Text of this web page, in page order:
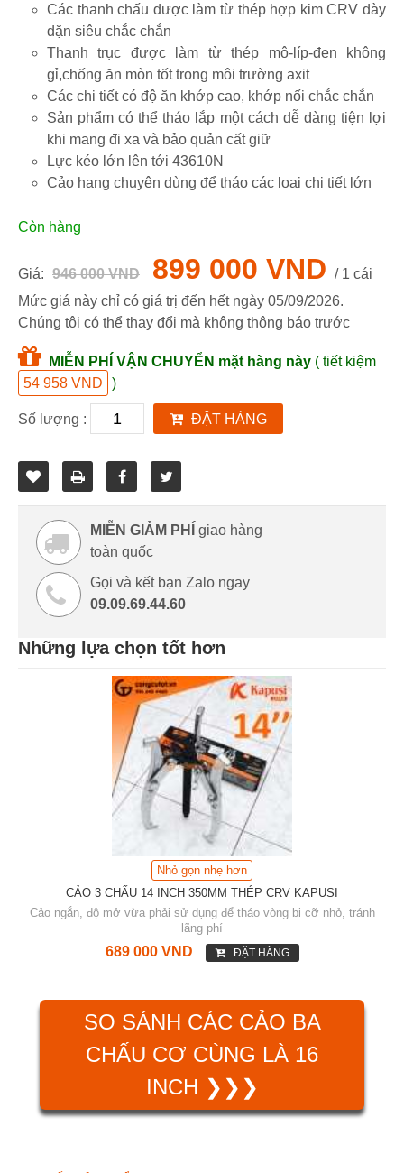
Các thanh chấu được làm từ thép hợp kim CRV dày
dặn siêu chắc chắn
Thanh trục được làm từ thép mô-líp-đen không
gỉ,chống ăn mòn tốt trong môi trường axit
Các chi tiết có độ ăn khớp cao, khớp nối chắc chắn
Sản phẩm có thể tháo lắp một cách dễ dàng tiện lợi
khi mang đi xa và bảo quản cất giữ
Lực kéo lớn lên tới 43610N
Cảo hạng chuyên dùng để tháo các loại chi tiết lớn
Còn hàng
Giá: 946 000 VND 899 000 VND / 1 cái
Mức giá này chỉ có giá trị đến hết ngày 05/09/2026.
Chúng tôi có thể thay đổi mà không thông báo trước
MIỄN PHÍ VẬN CHUYỂN mặt hàng này ( tiết kiệm
54 958 VND
)
Số lượng : ĐẶT HÀNG
MIỄN GIẢM PHÍ
giao hàng
toàn quốc
Gọi và kết bạn Zalo ngay
09.09.69.44.60
Những lựa chọn tốt hơn
Nhỏ gọn nhẹ hơn
CẢO 3 CHẤU 14 INCH 350MM THÉP CRV KAPUSI
Cảo ngắn, độ mở vừa phải sử dụng để tháo vòng bi cỡ nhỏ, tránh
lãng phí
689 000 VND ĐẶT HÀNG
SO SÁNH CÁC CẢO BA
CHẤU CƠ CÙNG LÀ 16
INCH ❯❯❯